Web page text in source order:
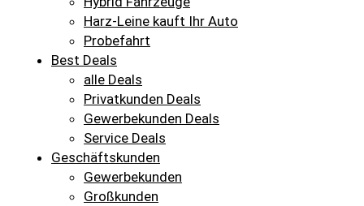
Harz-Leine kauft Ihr Auto
Probefahrt
Best Deals
alle Deals
Privatkunden Deals
Gewerbekunden Deals
Service Deals
Geschäftskunden
Gewerbekunden
Großkunden